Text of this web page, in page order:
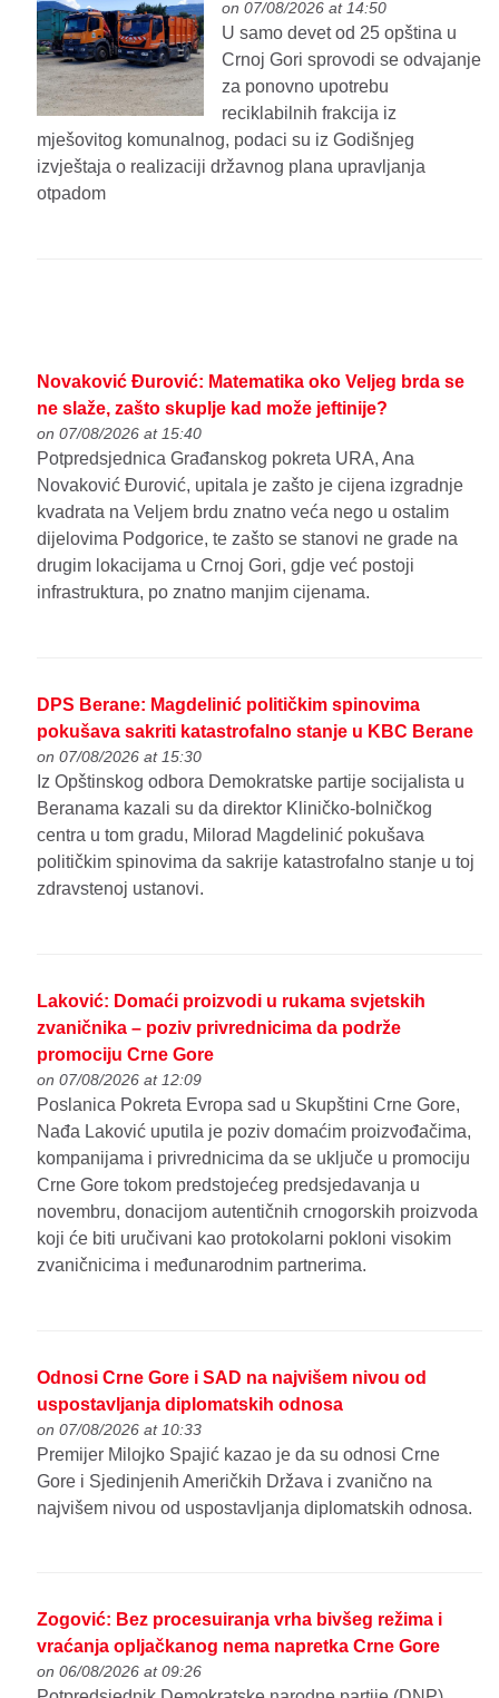
on 07/08/2026 at 14:50
U samo devet od 25 opština u
Crnoj Gori sprovodi se odvajanje
za ponovno upotrebu
reciklabilnih frakcija iz
mješovitog komunalnog, podaci su iz Godišnjeg
izvještaja o realizaciji državnog plana upravljanja
otpadom
Novaković Đurović: Matematika oko Veljeg brda se
ne slaže, zašto skuplje kad može jeftinije?
on 07/08/2026 at 15:40
Potpredsjednica Građanskog pokreta URA, Ana
Novaković Đurović, upitala je zašto je cijena izgradnje
kvadrata na Veljem brdu znatno veća nego u ostalim
dijelovima Podgorice, te zašto se stanovi ne grade na
drugim lokacijama u Crnoj Gori, gdje već postoji
infrastruktura, po znatno manjim cijenama.
DPS Berane: Magdelinić političkim spinovima
pokušava sakriti katastrofalno stanje u KBC Berane
on 07/08/2026 at 15:30
Iz Opštinskog odbora Demokratske partije socijalista u
Beranama kazali su da direktor Kliničko-bolničkog
centra u tom gradu, Milorad Magdelinić pokušava
političkim spinovima da sakrije katastrofalno stanje u toj
zdravstenoj ustanovi.
Laković: Domaći proizvodi u rukama svjetskih
zvaničnika – poziv privrednicima da podrže
promociju Crne Gore
on 07/08/2026 at 12:09
Poslanica Pokreta Evropa sad u Skupštini Crne Gore,
Nađa Laković uputila je poziv domaćim proizvođačima,
kompanijama i privrednicima da se uključe u promociju
Crne Gore tokom predstojećeg predsjedavanja u
novembru, donacijom autentičnih crnogorskih proizvoda
koji će biti uručivani kao protokolarni pokloni visokim
zvaničnicima i međunarodnim partnerima.
Odnosi Crne Gore i SAD na najvišem nivou od
uspostavljanja diplomatskih odnosa
on 07/08/2026 at 10:33
Premijer Milojko Spajić kazao je da su odnosi Crne
Gore i Sjedinjenih Američkih Država i zvanično na
najvišem nivou od uspostavljanja diplomatskih odnosa.
Zogović: Bez procesuiranja vrha bivšeg režima i
vraćanja opljačkanog nema napretka Crne Gore
on 06/08/2026 at 09:26